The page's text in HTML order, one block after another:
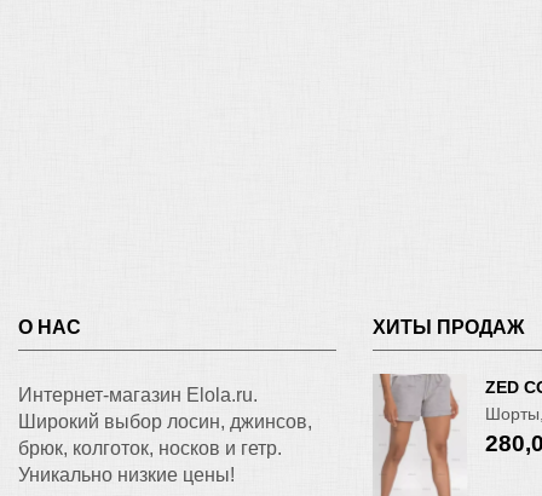
О НАС
Интернет-магазин Elola.ru.
Широкий выбор лосин, джинсов,
брюк, колготок, носков и гетр.
Уникально низкие цены!
ХИТЫ ПРОДАЖ
ZED